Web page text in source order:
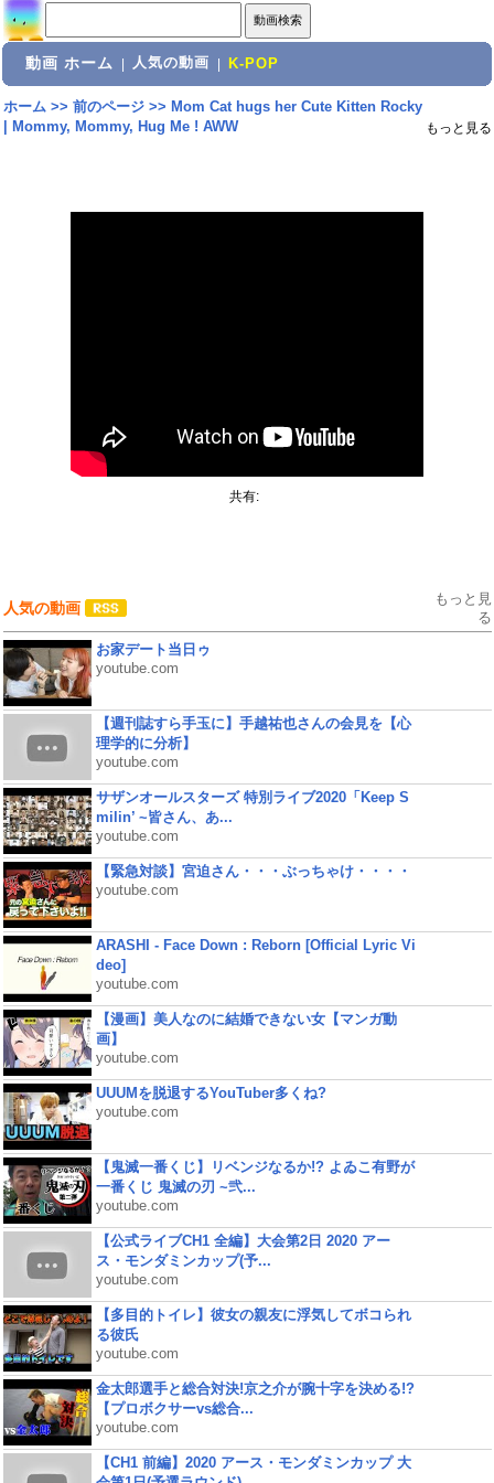
動画 ホーム 人気の動画 K-POP
ホーム>> 前のページ>> Mom Cat hugs her Cute Kitten Rocky
| Mommy, Mommy, Hug Me ! AWW
もっと見る
共有:
人気の動画
もっと見
る
お家デート当日ゥ
youtube.com
【週刊誌すら手玉に】手越祐也さんの会見を【心
理学的に分析】
youtube.com
サザンオールスターズ 特別ライブ2020「Keep S
milin’ ~皆さん、あ...
youtube.com
【緊急対談】宮迫さん・・・ぶっちゃけ・・・・
youtube.com
ARASHI - Face Down : Reborn [Official Lyric Vi
deo]
youtube.com
【漫画】美人なのに結婚できない女【マンガ動
画】
youtube.com
UUUMを脱退するYouTuber多くね?
youtube.com
【鬼滅一番くじ】リベンジなるか!? よゐこ有野が
一番くじ 鬼滅の刃 ~弐...
youtube.com
【公式ライブCH1 全編】大会第2日 2020 アー
ス・モンダミンカップ(予...
youtube.com
【多目的トイレ】彼女の親友に浮気してボコられ
る彼氏
youtube.com
金太郎選手と総合対決!京之介が腕十字を決める!?
【プロボクサーvs総合...
youtube.com
【CH1 前編】2020 アース・モンダミンカップ 大